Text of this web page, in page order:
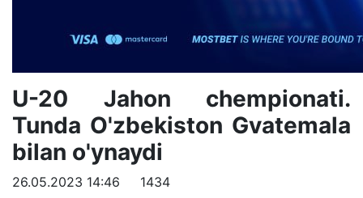
U-20 Jahon chempionati.
Tunda O'zbekiston Gvatemala
bilan o'ynaydi
26.05.2023 14:46 1434